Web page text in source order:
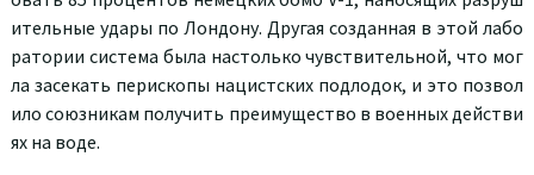
ительные удары по Лондону. Другая созданная в этой лабо
ратории система была настолько чувствительной, что мог
ла засекать перископы нацистских подлодок, и это позвол
ило союзникам получить преимущество в военных действи
ях на воде.